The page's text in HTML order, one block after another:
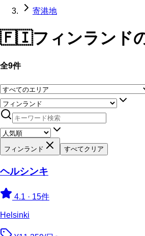
寄港地
🇫🇮フィンランド
全9件
フィンランド すべてクリア
ヘルシンキ
4.1 · 15件
Helsinki